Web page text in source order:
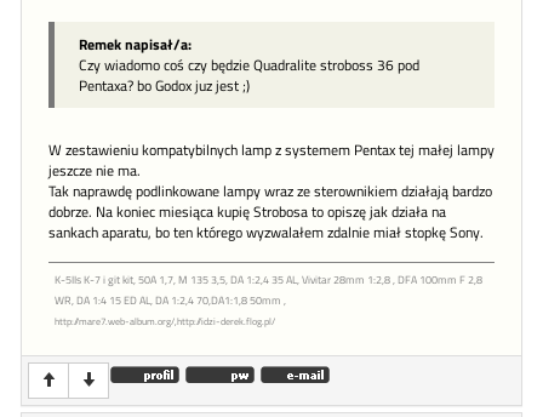
Remek napisał/a:
Czy wiadomo coś czy będzie Quadralite stroboss 36 pod
Pentaxa? bo Godox juz jest ;)
W zestawieniu kompatybilnych lamp z systemem Pentax tej małej lampy
jeszcze nie ma.
Tak naprawdę podlinkowane lampy wraz ze sterownikiem działają bardzo
dobrze. Na koniec miesiąca kupię Strobosa to opiszę jak działa na
sankach aparatu, bo ten którego wyzwalałem zdalnie miał stopkę Sony.
K-5IIs K-7 i git kit, 50A 1,7, M 135 3,5, DA 1:2,4 35 AL, Vivitar 28mm 1:2,8 , DFA 100mm F 2,8
WR, DA 1:4 15 ED AL, DA 1:2,4 70,DA1:1,8 50mm ,
http://mare7.web-album.org/,http://idzi-derek.flog.pl/